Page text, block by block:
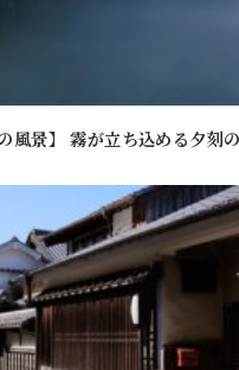
風景】 霧が立ち込める夕刻